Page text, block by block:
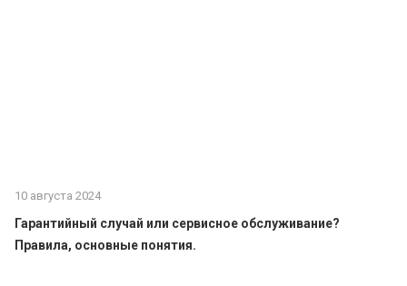
10 августа 2024
Гарантийный случай или сервисное обслуживание?
Правила, основные понятия.